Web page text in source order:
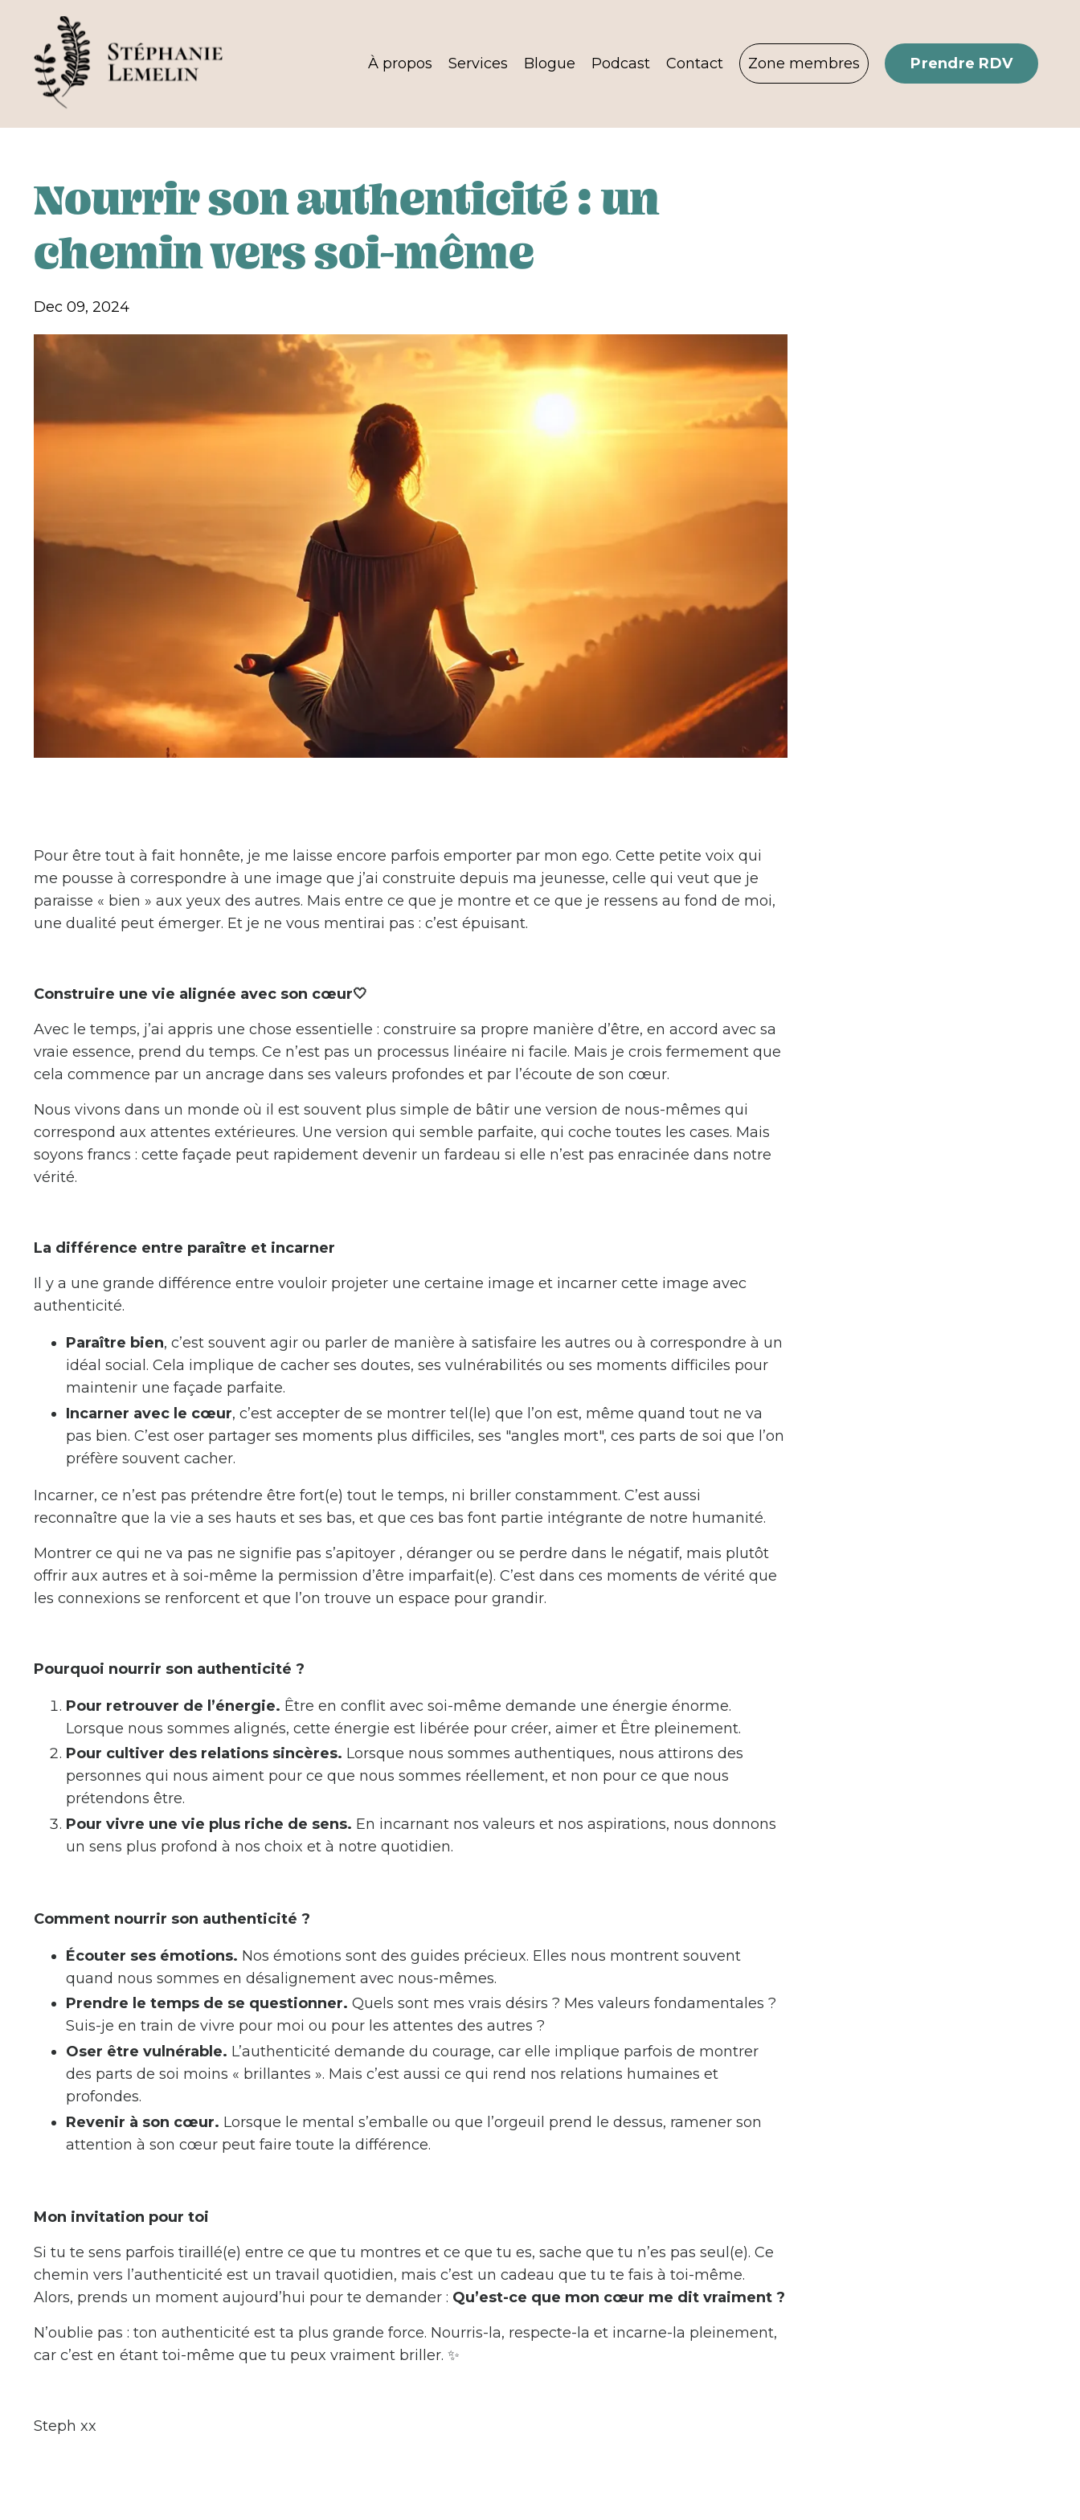
À propos Services Blogue Podcast Contact Zone membres Prendre RDV
Nourrir son authenticité : un
chemin vers soi-même
Dec 09, 2024
Pour être tout à fait honnête, je me laisse encore parfois emporter par mon ego. Cette petite voix qui
me pousse à correspondre à une image que j’ai construite depuis ma jeunesse, celle qui veut que je
paraisse « bien » aux yeux des autres. Mais entre ce que je montre et ce que je ressens au fond de moi,
une dualité peut émerger. Et je ne vous mentirai pas : c’est épuisant.
Construire une vie alignée avec son cœur🤍
Avec le temps, j’ai appris une chose essentielle : construire sa propre manière d’être, en accord avec sa
vraie essence, prend du temps. Ce n’est pas un processus linéaire ni facile. Mais je crois fermement que
cela commence par un ancrage dans ses valeurs profondes et par l’écoute de son cœur.
Nous vivons dans un monde où il est souvent plus simple de bâtir une version de nous-mêmes qui
correspond aux attentes extérieures. Une version qui semble parfaite, qui coche toutes les cases. Mais
soyons francs : cette façade peut rapidement devenir un fardeau si elle n’est pas enracinée dans notre
vérité.
La différence entre paraître et incarner
Il y a une grande différence entre vouloir projeter une certaine image et incarner cette image avec
authenticité.
Paraître bien, c’est souvent agir ou parler de manière à satisfaire les autres ou à correspondre à un
idéal social. Cela implique de cacher ses doutes, ses vulnérabilités ou ses moments difficiles pour
maintenir une façade parfaite.
Incarner avec le cœur, c’est accepter de se montrer tel(le) que l’on est, même quand tout ne va
pas bien. C’est oser partager ses moments plus difficiles, ses "angles mort", ces parts de soi que l’on
préfère souvent cacher.
Incarner, ce n’est pas prétendre être fort(e) tout le temps, ni briller constamment. C’est aussi
reconnaître que la vie a ses hauts et ses bas, et que ces bas font partie intégrante de notre humanité.
Montrer ce qui ne va pas ne signifie pas s’apitoyer , déranger ou se perdre dans le négatif, mais plutôt
offrir aux autres et à soi-même la permission d’être imparfait(e). C’est dans ces moments de vérité que
les connexions se renforcent et que l’on trouve un espace pour grandir.
Pourquoi nourrir son authenticité ?
Pour retrouver de l’énergie. Être en conflit avec soi-même demande une énergie énorme.
Lorsque nous sommes alignés, cette énergie est libérée pour créer, aimer et Être pleinement.
Pour cultiver des relations sincères. Lorsque nous sommes authentiques, nous attirons des
personnes qui nous aiment pour ce que nous sommes réellement, et non pour ce que nous
prétendons être.
Pour vivre une vie plus riche de sens. En incarnant nos valeurs et nos aspirations, nous donnons
un sens plus profond à nos choix et à notre quotidien.
Comment nourrir son authenticité ?
Écouter ses émotions. Nos émotions sont des guides précieux. Elles nous montrent souvent
quand nous sommes en désalignement avec nous-mêmes.
Prendre le temps de se questionner. Quels sont mes vrais désirs ? Mes valeurs fondamentales ?
Suis-je en train de vivre pour moi ou pour les attentes des autres ?
Oser être vulnérable. L’authenticité demande du courage, car elle implique parfois de montrer
des parts de soi moins « brillantes ». Mais c’est aussi ce qui rend nos relations humaines et
profondes.
Revenir à son cœur. Lorsque le mental s’emballe ou que l’orgeuil prend le dessus, ramener son
attention à son cœur peut faire toute la différence.
Mon invitation pour toi
Si tu te sens parfois tiraillé(e) entre ce que tu montres et ce que tu es, sache que tu n’es pas seul(e). Ce
chemin vers l’authenticité est un travail quotidien, mais c’est un cadeau que tu te fais à toi-même.
Alors, prends un moment aujourd’hui pour te demander : Qu’est-ce que mon cœur me dit vraiment ?
N’oublie pas : ton authenticité est ta plus grande force. Nourris-la, respecte-la et incarne-la pleinement,
car c’est en étant toi-même que tu peux vraiment briller. ✨
Steph xx